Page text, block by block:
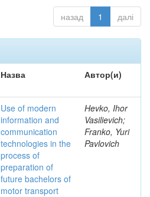
назад 1 далі
Назва Автор(и)
Use of modern
information and
communication
technologies in the
process of
preparation of
future bachelors of
motor transport
Hevko, Ihor
Vasilievich;
Franko, Yuri
Pavlovich